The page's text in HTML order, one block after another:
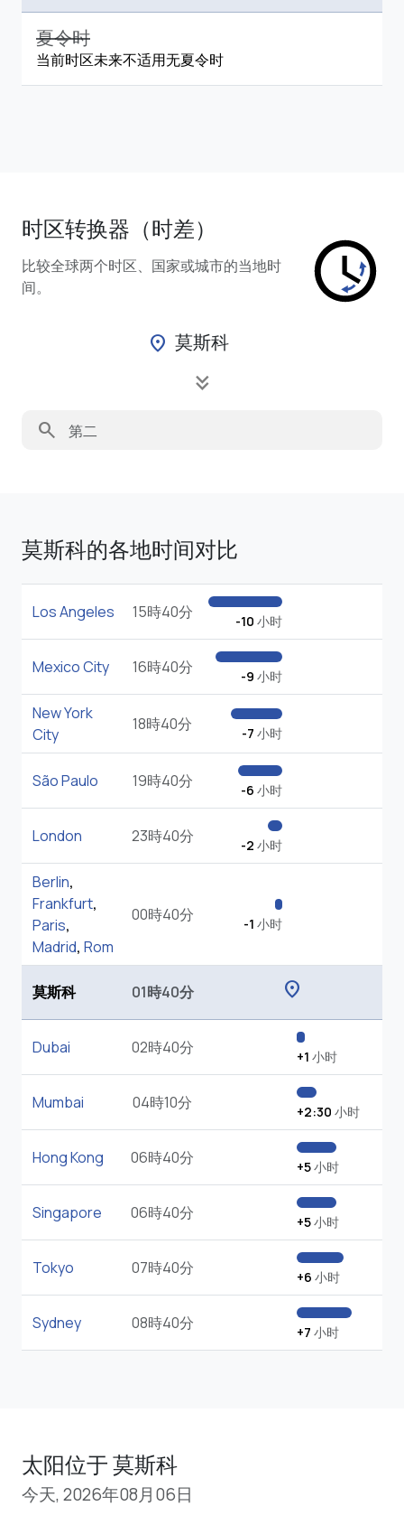
夏令时
当前时区未来不适用无夏令时
时区转换器（时差）
比较全球两个时区、国家或城市的当地时
间。
location_on 莫斯科
keyboard_double_arrow_down
search
莫斯科的各地时间对比
Los Angeles 15時40分 -10 小时
Mexico City 16時40分 -9 小时
New York
City
18時40分 -7 小时
São Paulo 19時40分 -6 小时
London 23時40分 -2 小时
Berlin,
Frankfurt,
Paris,
Madrid, Rom
00時40分 -1 小时
莫斯科 01時40分 location_on
Dubai 02時40分 +1 小时
Mumbai 04時10分 +2:30 小时
Hong Kong 06時40分 +5小时
Singapore 06時40分 +5小时
Tokyo 07時40分 +6 小时
Sydney 08時40分 +7 小时
太阳位于 莫斯科
今天, 2026年08月06日